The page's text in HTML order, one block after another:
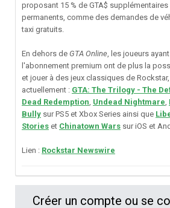
proposant 15 % de GTA$
permanents, comme des demandes de
taxi gratuits.
En dehors de GTA Online, les joueurs
l'abonnement premium ont de plus la
et jouer à des jeux classiques de
actuellement : GTA: The Trilogy - The
Dead Redemption, Undead Nightmare,
Bully sur PS5 et Xbox Series ainsi que
Stories et Chinatown Wars sur iOS et
Lien : Rockstar Newswire
Créer un compte ou se